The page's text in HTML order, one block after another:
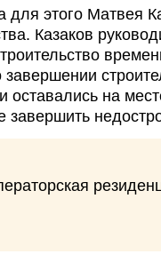
для этого Матвея
Казаков
оставались на
завершить